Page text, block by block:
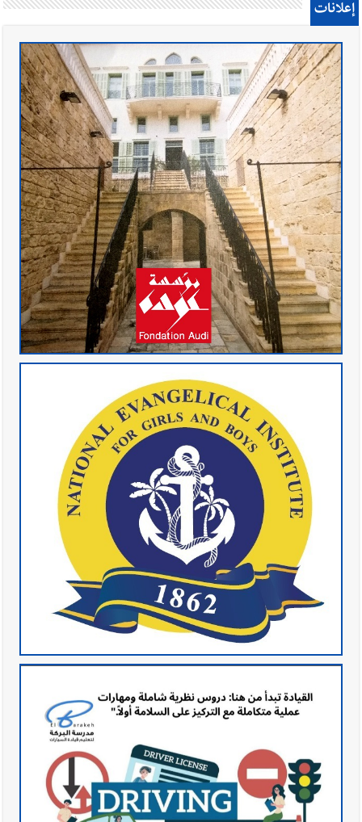
إعلانات